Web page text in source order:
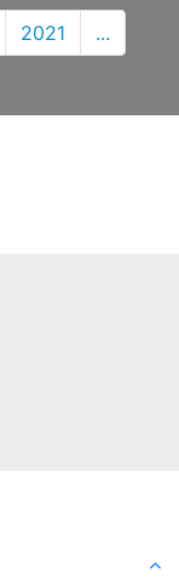
2021 ...